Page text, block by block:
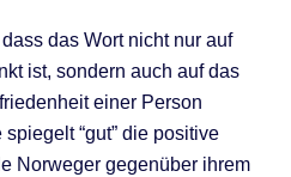
das Wort nicht nur auf
ist, sondern auch auf das
einer Person
“gut” die positive
Norweger gegenüber ihrem